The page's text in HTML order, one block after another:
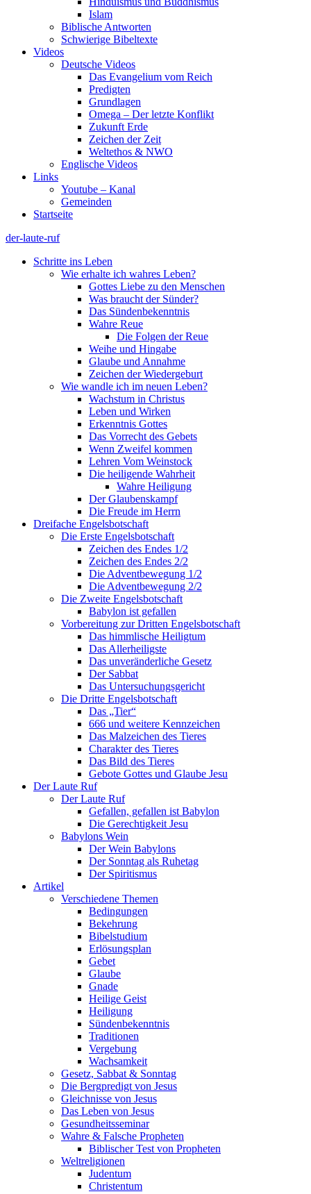
Islam
Biblische Antworten
Schwierige Bibeltexte
Videos
Deutsche Videos
Das Evangelium vom Reich
Predigten
Grundlagen
Omega – Der letzte Konflikt
Zukunft Erde
Zeichen der Zeit
Weltethos & NWO
Englische Videos
Links
Youtube – Kanal
Gemeinden
Startseite
der-laute-ruf
Schritte ins Leben
Wie erhalte ich wahres Leben?
Gottes Liebe zu den Menschen
Was braucht der Sünder?
Das Sündenbekenntnis
Wahre Reue
Die Folgen der Reue
Weihe und Hingabe
Glaube und Annahme
Zeichen der Wiedergeburt
Wie wandle ich im neuen Leben?
Wachstum in Christus
Leben und Wirken
Erkenntnis Gottes
Das Vorrecht des Gebets
Wenn Zweifel kommen
Lehren Vom Weinstock
Die heiligende Wahrheit
Wahre Heiligung
Der Glaubenskampf
Die Freude im Herrn
Dreifache Engelsbotschaft
Die Erste Engelsbotschaft
Zeichen des Endes 1/2
Zeichen des Endes 2/2
Die Adventbewegung 1/2
Die Adventbewegung 2/2
Die Zweite Engelsbotschaft
Babylon ist gefallen
Vorbereitung zur Dritten Engelsbotschaft
Das himmlische Heiligtum
Das Allerheiligste
Das unveränderliche Gesetz
Der Sabbat
Das Untersuchungsgericht
Die Dritte Engelsbotschaft
Das „Tier“
666 und weitere Kennzeichen
Das Malzeichen des Tieres
Charakter des Tieres
Das Bild des Tieres
Gebote Gottes und Glaube Jesu
Der Laute Ruf
Der Laute Ruf
Gefallen, gefallen ist Babylon
Die Gerechtigkeit Jesu
Babylons Wein
Der Wein Babylons
Der Sonntag als Ruhetag
Der Spiritismus
Artikel
Verschiedene Themen
Bedingungen
Bekehrung
Bibelstudium
Erlösungsplan
Gebet
Glaube
Gnade
Heilige Geist
Heiligung
Sündenbekenntnis
Traditionen
Vergebung
Wachsamkeit
Gesetz, Sabbat & Sonntag
Die Bergpredigt von Jesus
Gleichnisse von Jesus
Das Leben von Jesus
Gesundheitsseminar
Wahre & Falsche Propheten
Biblischer Test von Propheten
Weltreligionen
Judentum
Christentum